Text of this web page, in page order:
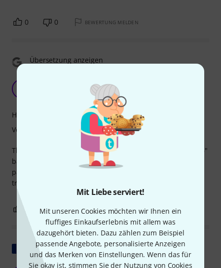
Mit Liebe serviert!
Mit unseren Cookies möchten wir Ihnen ein
fluffiges Einkaufserlebnis mit allem was
dazugehört bieten. Dazu zählen zum Beispiel
passende Angebote, personalisierte Anzeigen
und das Merken von Einstellungen. Wenn das für
Sie okay ist, stimmen Sie der Nutzung von Cookies
0 0 BEWERTUNG MELDEN
Übersetzung anzeigen
Worth the money
Nick65 02.04.2023
This is a well lined case. Got it for my Ludwig Centennial 26"
bass drum. Fits perfectly. Very well protected. It's worth
paying the price for this to keep my drum safe while being
transported.
Handling
Verarbeitung
0 0 BEWERTUNG MELDEN
Original zeigen